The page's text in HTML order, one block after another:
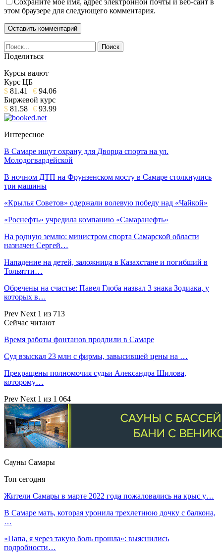
этом браузере для следующего комментария.
Поделиться
Курсы валют
Курс ЦБ
$ 81.41 € 94.06
Биржевой курс
$ 81.58 € 93.99
Интересное
В Самаре ищут охрану для Дворца спорта на ул.
Молодогвардейской
В ночном ДТП на Фрунзенском мосту в Самаре столкнулись
три машины
«Крылья Советов» одержали волевую победу над «Чайкой»
«Роснефть» учредила компанию «Самаранефть»
На родную землю: министром спорта Самарской области
назначен Сергей…
Нападение на детей, заложница в Казахстане и погибший в
Тольятти…
Обречены на счастье: Павел Глоба назвал 3 знака Зодиака, у
которых в…
Prev Next 1 из 713
Сейчас читают
Время работы фонтанов продлили в Самаре
Суд взыскал 23 млн с фирмы, завысившей цены на …
Прекращены полномочия судьи Александра Шилова,
которому…
Prev Next 1 из 1 064
Сауны Самары
Топ сегодня
Жители Самары в марте 2022 года пожаловались на крыс у…
В Самаре мать, которая уронила трехлетнюю дочку с балкона,
…
«Папа, я через такую боль прошла»: выяснились
подробности…